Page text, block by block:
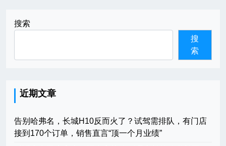
搜索
搜
索
近期文章
告别哈弗名，长城H10反而火了？试驾需排队，有门店
接到170个订单，销售直言“顶一个月业绩”